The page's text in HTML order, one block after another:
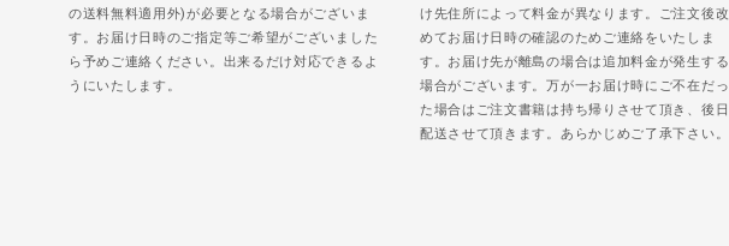
の送料無料適用外)が必要となる場合がございま
す。お届け日時のご指定等ご希望がございました
ら予めご連絡ください。出来るだけ対応できるよ
うにいたします。
け先住所によって料金が異なります。ご注文後改
めてお届け日時の確認のためご連絡をいたしま
す。お届け先が離島の場合は追加料金が発生する
場合がございます。万が一お届け時にご不在だっ
た場合はご注文書籍は持ち帰りさせて頂き、後日
配送させて頂きます。あらかじめご了承下さい。